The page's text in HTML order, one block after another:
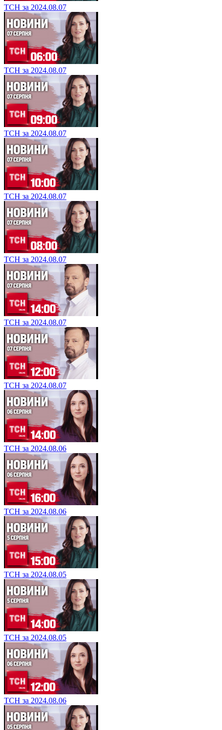
ТСН за 2024.08.07
ТСН за 2024.08.07
ТСН за 2024.08.07
ТСН за 2024.08.07
ТСН за 2024.08.07
ТСН за 2024.08.07
ТСН за 2024.08.07
ТСН за 2024.08.06
ТСН за 2024.08.06
ТСН за 2024.08.05
ТСН за 2024.08.05
ТСН за 2024.08.06